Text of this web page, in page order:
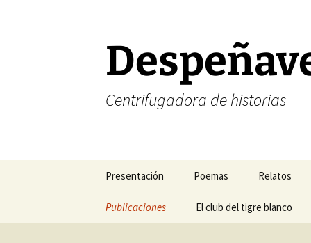
Centrifugadora de historias
Presentación
Corrección de estilo
Poemas
Poesía amorosa
Relatos
Halogramas
Publicaciones El club del tigre blanco